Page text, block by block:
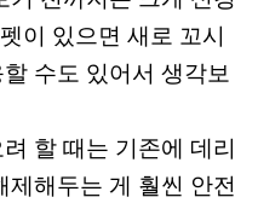
이 있으면 새로 꼬시
수도 있어서 생각보
할 때는 기존에 데리
해두는 게 훨씬 안전